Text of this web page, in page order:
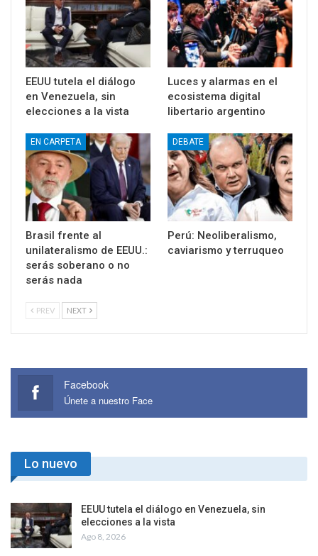
EEUU tutela el diálogo
en Venezuela, sin
elecciones a la vista
Luces y alarmas en el
ecosistema digital
libertario argentino
EN CARPETA
Brasil frente al
unilateralismo de EEUU.:
serás soberano o no
serás nada
DEBATE
Perú: Neoliberalismo,
caviarismo y terruqueo
PREV NEXT
Facebook
Únete a nuestro Face
Lo nuevo
EEUU tutela el diálogo en Venezuela, sin
elecciones a la vista
Ago 8, 2026